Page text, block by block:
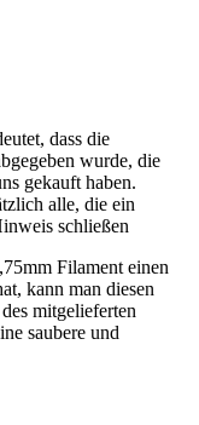
dass die
wurde, die
gekauft haben.
alle, die ein
schließen
Filament einen
kann man diesen
mitgelieferten
saubere und